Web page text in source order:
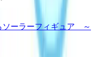
ーラーフィギュア ～